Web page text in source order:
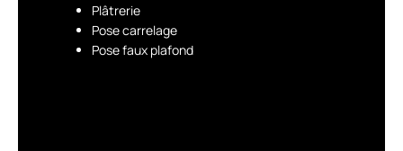
Plâtrerie
Pose carrelage
Pose faux plafond